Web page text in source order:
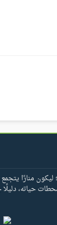
منارًا يتجمع
حياته، دليلًا